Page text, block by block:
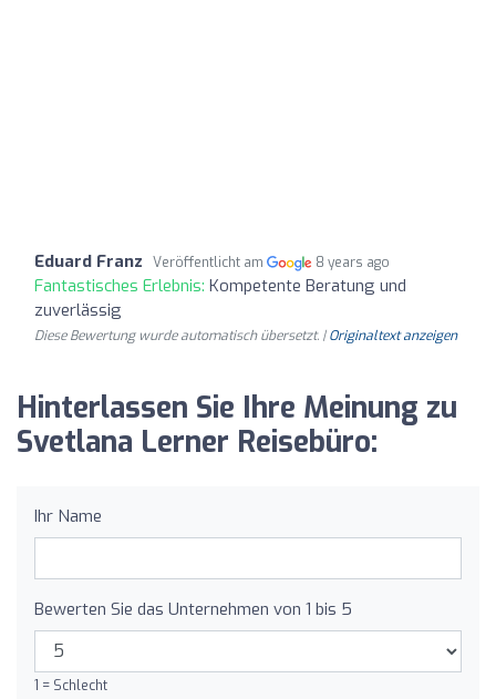
Eduard Franz Veröffentlicht am 8 years ago
Fantastisches Erlebnis: Kompetente Beratung und
zuverlässig
Diese Bewertung wurde automatisch übersetzt. |Originaltext anzeigen
Hinterlassen Sie Ihre Meinung zu
Svetlana Lerner Reisebüro:
Ihr Name
Bewerten Sie das Unternehmen von 1 bis 5
1 = Schlecht